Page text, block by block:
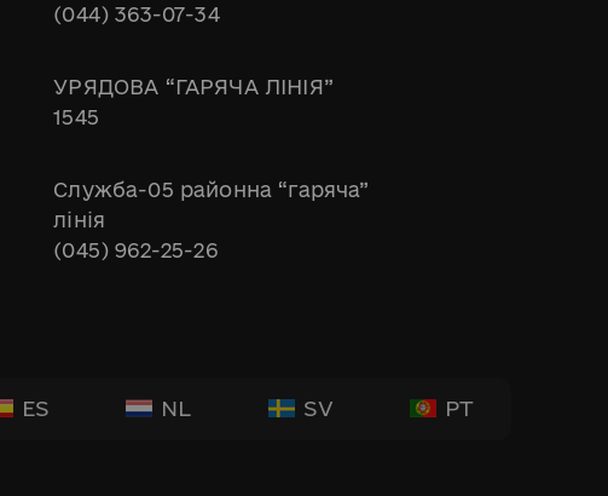
(044) 363-07-34
УРЯДОВА “ГАРЯЧА ЛІНІЯ”
1545
Служба-05 районна “гаряча”
лінія
(045) 962-25-26
ES NL SV PT